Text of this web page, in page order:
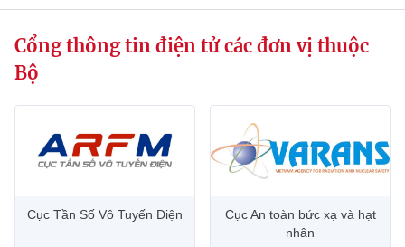
Trang chủ
Chức năng nhiệm vụ
Tin tức sự kiện
Hệ thống văn bản
Cổng thông tin điện tử các đơn vị thuộc
Bộ
Cục Tần Số Vô Tuyến Điện
Cục An toàn bức xạ và hạt
nhân